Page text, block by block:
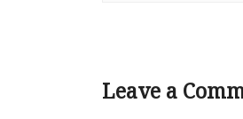
Leave a